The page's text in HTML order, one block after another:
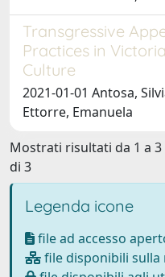
Transgressive
Practices in
Culture
2021-01-01 Antosa,
Ettorre, Emanuela
Mostrati risultati da 1 a 3
di 3
Legenda icone
file ad accesso
file disponibili sulla